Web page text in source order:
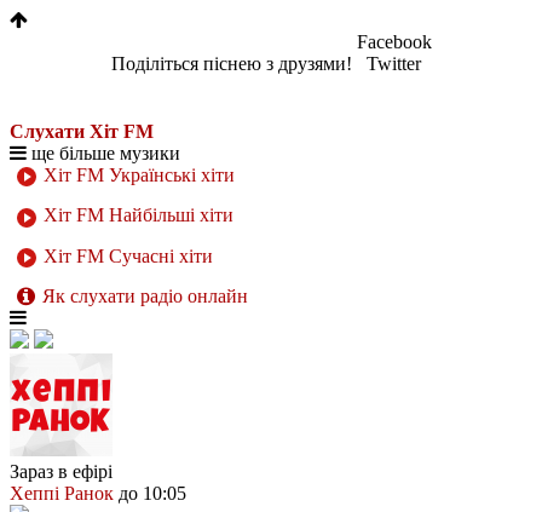
Поділіться піснею з друзями!
Facebook
Twitter
Слухати Хіт FM
ще більше музики
Хіт FM Українські хіти
Хіт FM Найбільші хіти
Хіт FM Сучасні хіти
Як слухати радіо онлайн
Зараз в ефірі
Хеппі Ранок до 10:05